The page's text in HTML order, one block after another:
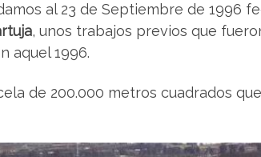
al 23 de Septiembre de 1996
, unos trabajos previos que
aquel 1996.
de 200.000 metros cuadrados